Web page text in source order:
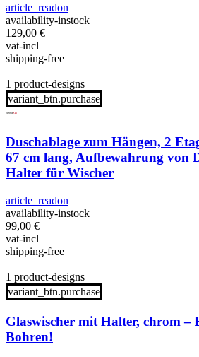
article_readon
availability-instock
129,00 €
vat-incl
shipping-free
1 product-designs
variant_btn.purchase
Duschablage zum Hängen, 2
67 cm lang, Aufbewahrung von
Halter für Wischer
article_readon
availability-instock
99,00 €
vat-incl
shipping-free
1 product-designs
variant_btn.purchase
Glaswischer mit Halter, chrom –
Bohren!